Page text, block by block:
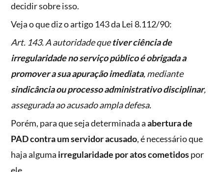
decidir sobre isso.
Veja o que diz o artigo 143 da Lei 8.112/90:
Art. 143. A autoridade quetiver ciência de
irregularidade no serviço público é obrigada a
promover a sua apuração imediata, mediante
sindicância ou processo administrativo disciplinar,
assegurada ao acusado ampla defesa.
Porém, para que seja determinada aabertura de
PAD contra um servidor acusado, é necessário que
haja alguma irregularidade por atos cometidospor